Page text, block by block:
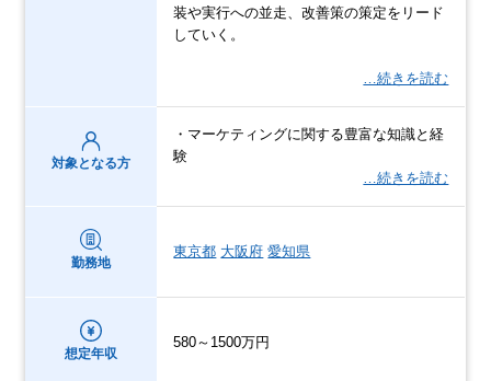
装や実行への並走、改善策の策定をリード
していく。
…続きを読む
対象となる方
・マーケティングに関する豊富な知識と経
験
…続きを読む
勤務地
東京都 大阪府 愛知県
想定年収
580～1500万円